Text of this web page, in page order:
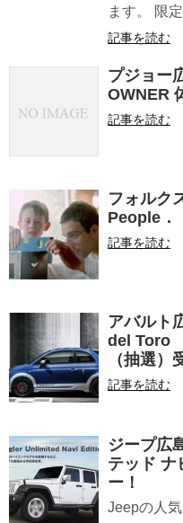
ます。 限
記事を読む
プジョー
OWNER
記事を読む
フォル
People．
記事を読む
アバルト
del Toro
（抽選）
記事を読む
ジープ広
テッド
ー！
Jeepの人